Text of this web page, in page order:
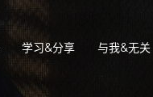
学习&分享 与我&无关